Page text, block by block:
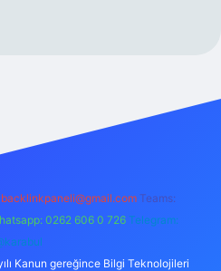
backlinkpaneli@gmail.com Teams:
0262 606 0 726 Telegram:
Kanun gereğince Bilgi Teknolojileri